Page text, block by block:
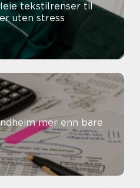
tekstilrenser til
uten stress
enn bare